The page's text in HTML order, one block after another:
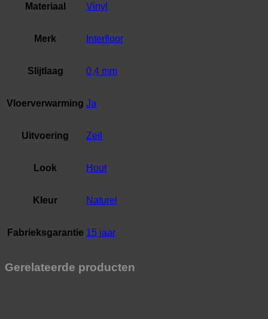
Materiaal Vinyl
Merk Interfloor
Slijtlaag 0,4 mm
Vloerverwarming Ja
Uitvoering Zeil
Look Hout
Kleur Naturel
Fabrieksgarantie 15 jaar
Gerelateerde producten